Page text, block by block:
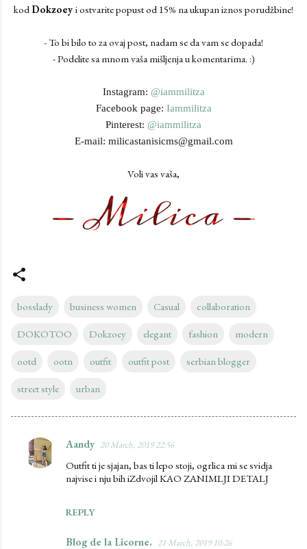
kod Dokzoey i ostvarite popust od 15% na ukupan iznos porudžbine!
- To bi bilo to za ovaj post, nadam se da vam se dopada!
- Podelite sa mnom vaša mišljenja u komentarima. :)
Instagram: @iammilitza
Facebook page: Iammilitza
Pinterest: @iammilitza
E-mail: milicastanisicms@gmail.com
Voli vas vaša,
bosslady business women Casual collaboration
DOKOTOO Dokzoey elegant fashion modern
ootd ootn outfit outfit post serbian blogger
street style urban
C
o
Aandy 20 March, 2019 22:56
Outfit ti je sjajan, bas ti lepo stoji, ogrlica mi se svidja
najvise i nju bih iZdvojil KAO ZANIMLJI DETALJ
REPLY
Blog de la Licorne. 21 March, 2019 10:26